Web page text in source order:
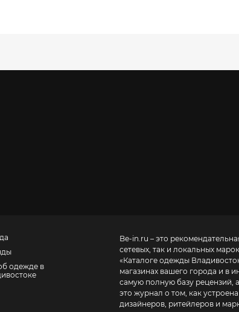
одежде в
Be-in.ru – это
сетевых, так и локальных
«Каталоге одежды
магазинах вашего города и в
самую полную базу рецензий,
это журнал о том, как
дизайнеров, ритейлеров и